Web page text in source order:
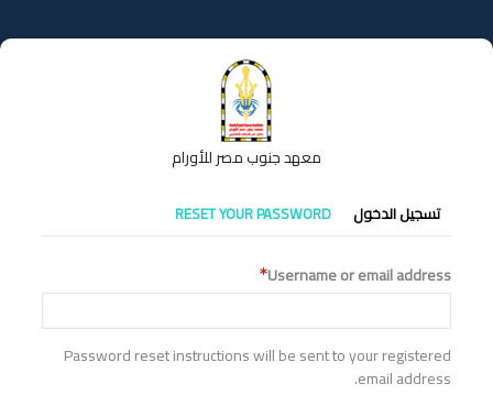
إلى
المحتوى
معهد جنوب مصر للأورام
التبويبات
الأساسية
تسجيل الدخول RESET YOUR PASSWORD
Username or email address
Password reset instructions will be sent to your registered
email address.